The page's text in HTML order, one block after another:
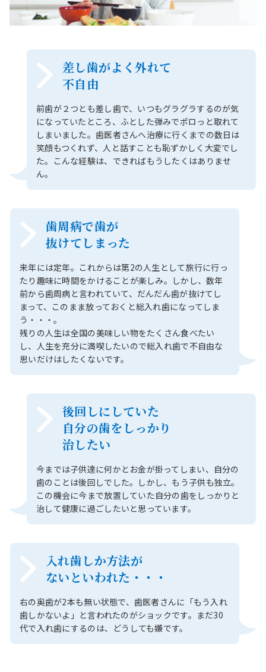
差し歯がよく外れて
不自由
前歯が２つとも差し歯で、いつもグラグラするのが気
になっていたところ、ふとした弾みでポロっと取れて
しまいました。歯医者さんへ治療に行くまでの数日は
笑顔もつくれず、人と話すことも恥ずかしく大変でし
た。こんな経験は、できればもうしたくはありませ
ん。
歯周病で歯が
抜けてしまった
来年には定年。これからは第2の人生として旅行に行っ
たり趣味に時間をかけることが楽しみ。しかし、数年
前から歯周病と言われていて、だんだん歯が抜けてし
まって、このまま放っておくと総入れ歯になってしま
う・・・。
残りの人生は全国の美味しい物をたくさん食べたい
し、人生を充分に満喫したいので総入れ歯で不自由な
思いだけはしたくないです。
後回しにしていた
自分の歯をしっかり
治したい
今までは子供達に何かとお金が掛ってしまい、自分の
歯のことは後回しでした。しかし、もう子供も独立。
この機会に今まで放置していた自分の歯をしっかりと
治して健康に過ごしたいと思っています。
入れ歯しか方法が
ないといわれた・・・
右の奥歯が2本も無い状態で、歯医者さんに「もう入れ
歯しかないよ」と言われたのがショックです。まだ30
代で入れ歯にするのは、どうしても嫌です。